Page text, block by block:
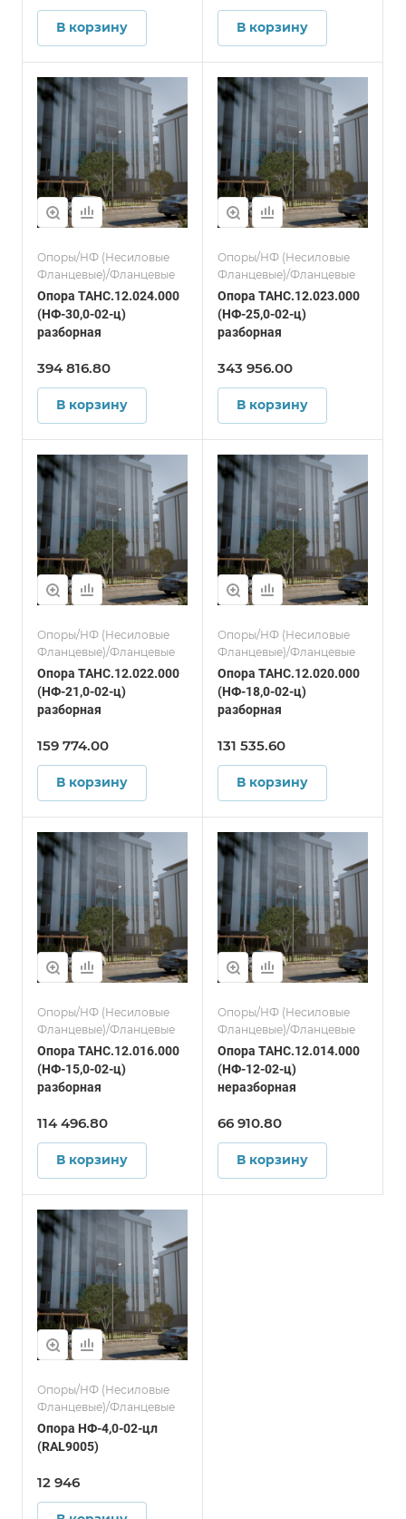
В корзину В корзину
Опоры/НФ (Несиловые
Фланцевые)/Фланцевые
Опора ТАНС.12.024.000
(НФ-30,0-02-ц)
разборная
394 816.80
В корзину
Опоры/НФ (Несиловые
Фланцевые)/Фланцевые
Опора ТАНС.12.023.000
(НФ-25,0-02-ц)
разборная
343 956.00
В корзину
Опоры/НФ (Несиловые
Фланцевые)/Фланцевые
Опора ТАНС.12.022.000
(НФ-21,0-02-ц)
разборная
159 774.00
В корзину
Опоры/НФ (Несиловые
Фланцевые)/Фланцевые
Опора ТАНС.12.020.000
(НФ-18,0-02-ц)
разборная
131 535.60
В корзину
Опоры/НФ (Несиловые
Фланцевые)/Фланцевые
Опора ТАНС.12.016.000
(НФ-15,0-02-ц)
разборная
114 496.80
В корзину
Опоры/НФ (Несиловые
Фланцевые)/Фланцевые
Опора ТАНС.12.014.000
(НФ-12-02-ц)
неразборная
66 910.80
В корзину
Опоры/НФ (Несиловые
Фланцевые)/Фланцевые
Опора НФ-4,0-02-цл
(RAL9005)
12 946